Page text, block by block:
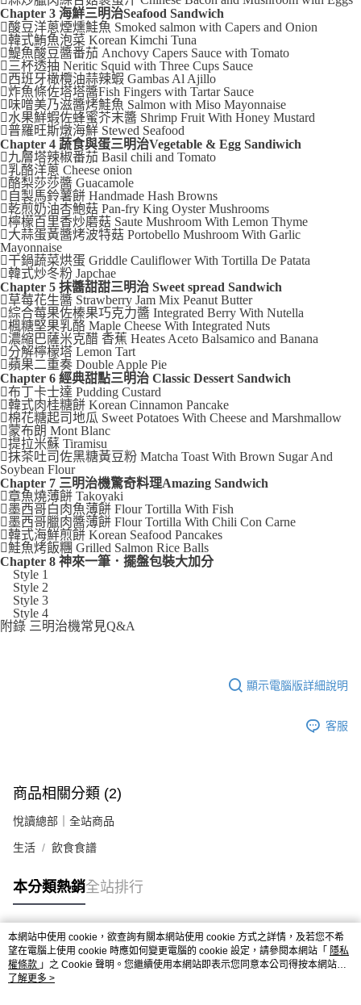
Chapter 3 海鮮三明治Seafood Sandwich
酸豆洋蔥煙燻鮭魚 Smoked salmon with Capers and Onion
韓式鮪魚泡菜 Korean Kimchi Tuna
鯷魚酸豆醬番茄 Anchovy Capers Sauce with Tomato
三杯透抽 Neritic Squid with Three Cups Sauce
西班牙橄欖油蒜辣蝦 Gambas Al Ajillo
炸魚條佐塔塔醬Fish Fingers with Tartar Sauce
味噌美乃滋醬烤鮭魚 Salmon with Miso Mayonnaise
水果鮮蝦佐蜂蜜芥末醬 Shrimp Fruit With Honey Mustard
普羅旺斯燉海鮮 Stewed Seafood
Chapter 4 蔬食與蛋三明治Vegetable & Egg Sandiwich
九層塔辣椒番茄 Basil chili and Tomato
乳酪洋蔥 Cheese onion
酪梨莎莎醬 Guacamole
自製馬鈴薯餅 Handmade Hash Browns
乾煎奶油杏鮑菇 Pan-fry King Oyster Mushrooms
檸檬百里香炒磨菇 Saute Mushroom With Lemon Thyme
大蒜蛋黃醬烤波特菇 Portobello Mushroom With Garlic
Mayonnaise
干鍋蔬菜烘蛋 Griddle Cauliflower With Tortilla De Patata
韓式炒冬粉 Japchae
Chapter 5 抹醬甜甜三明治 Sweet spread Sandwich
草莓花生醬 Strawberry Jam Mix Peanut Butter
綜合莓果佐榛果巧克力醬 Integrated Berry With Nutella
楓糖堅果乳酪 Maple Cheese With Integrated Nuts
濃縮巴薩米克醋 香蕉 Heates Aceto Balsamico and Banana
分解檸檬塔 Lemon Tart
蘋果二重奏 Double Apple Pie
Chapter 6 經典甜點三明治 Classic Dessert Sandwich
布丁卡士達 Pudding Custard
韓式肉桂糖餅 Korean Cinnamon Pancake
棉花糖起司地瓜 Sweet Potatoes With Cheese and Marshmallow
蒙布朗 Mont Blanc
提拉米蘇 Tiramisu
抹茶吐司佐黑糖黃豆粉 Matcha Toast With Brown Sugar And
Soybean Flour
Chapter 7 三明治機驚奇料理Amazing Sandwich
章魚燒薄餅 Takoyaki
墨西哥白肉魚薄餅 Flour Tortilla With Fish
墨西哥臘肉醬薄餅 Flour Tortilla With Chili Con Carne
韓式海鮮煎餅 Korean Seafood Pancakes
鮭魚烤飯糰 Grilled Salmon Rice Balls
Chapter 8 神來一筆．擺盤包裝大加分
Style 1
Style 2
Style 3
Style 4
附錄 三明治機常見Q&A
顯示電腦版詳細說明
客服
商品相關分類 (2)
悅讀總部｜全站商品
生活 飲食食譜
本分類熱銷全站排行
熱門標籤
本網站中使用 cookie，欲查詢有關本網站使用 cookie 方式之詳情，及若您不希
望在電腦上使用 cookie 時應如何變更電腦的 cookie 設定，請參閱本網站「 隱私
權條款 」之 Cookie 聲明。您繼續使用本網站即表示您同意本公司得按本網站使
用條款之 Cookie 聲明使用 cookie。
了解更多 >